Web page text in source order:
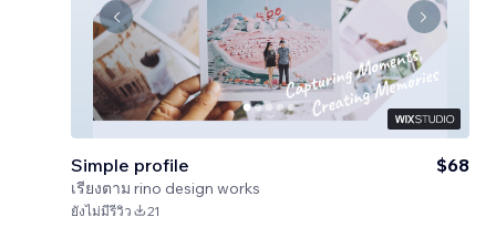
Simple profile
เรียงตาม rino design works
$68
ยังไม่มีรีวิว 21